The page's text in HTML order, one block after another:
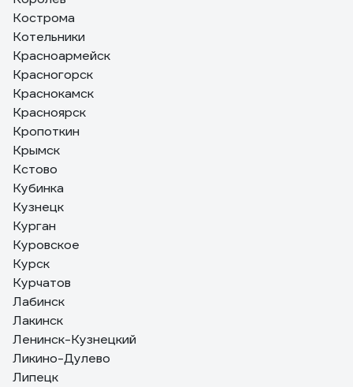
Кострома
Котельники
Красноармейск
Красногорск
Краснокамск
Красноярск
Кропоткин
Крымск
Кстово
Кубинка
Кузнецк
Курган
Куровское
Курск
Курчатов
Лабинск
Лакинск
Ленинск-Кузнецкий
Ликино-Дулево
Липецк